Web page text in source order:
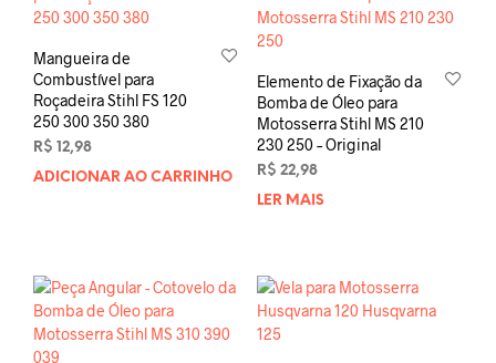
Mangueira de
Combustível para
Roçadeira Stihl FS 120
250 300 350 380
R$ 12,98
ADICIONAR AO CARRINHO
Elemento de Fixação da
Bomba de Óleo para
Motosserra Stihl MS 210
230 250 – Original
R$ 22,98
LER MAIS